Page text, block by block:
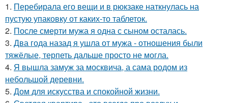
1. Перебирала его вещи и в рюкзаке наткнулась на
пустую упаковку от каких-то таблеток.
2. После смерти мужа я одна с сыном осталась.
3. Два года назад я ушла от мужа - отношения были
тяжёлые, терпеть дальше просто не могла.
4. Я вышла замуж за москвича, а сама родом из
небольшой деревни.
5. Дом для искусства и спокойной жизни.